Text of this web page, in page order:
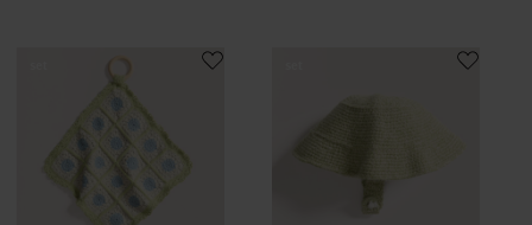
Häkelset Schmusetuch Modell 13 aus Baby 043Häkelset Mütze Modell 12b